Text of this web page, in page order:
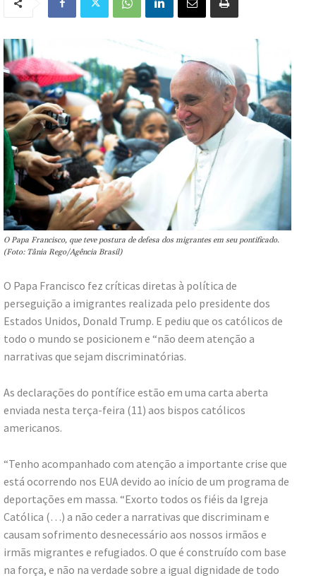
O Papa Francisco, que teve postura de defesa dos migrantes em seu pontificado.
(Foto: Tânia Rego/Agência Brasil)
O Papa Francisco fez críticas diretas à política de
perseguição a imigrantes realizada pelo presidente dos
Estados Unidos, Donald Trump. E pediu que os católicos de
todo o mundo se posicionem e “não deem atenção a
narrativas que sejam discriminatórias.
As declarações do pontífice estão em uma carta aberta
enviada nesta terça-feira (11) aos bispos católicos
americanos.
“Tenho acompanhado com atenção a importante crise que
está ocorrendo nos EUA devido ao início de um programa de
deportações em massa. “Exorto todos os fiéis da Igreja
Católica (…) a não ceder a narrativas que discriminam e
causam sofrimento desnecessário aos nossos irmãos e
irmãs migrantes e refugiados. O que é construído com base
na força, e não na verdade sobre a igual dignidade de todo